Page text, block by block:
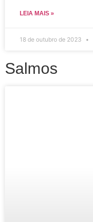
LEIA MAIS »
18 de outubro de 2023
Salmos